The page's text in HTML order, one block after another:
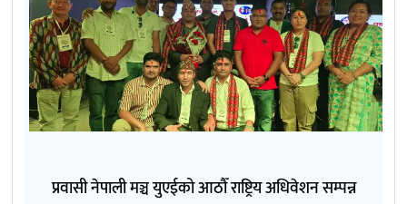
प्रवासी नेपाली मञ्च युएईको आठौँ राष्ट्रिय अधिवेशन सम्पन्न